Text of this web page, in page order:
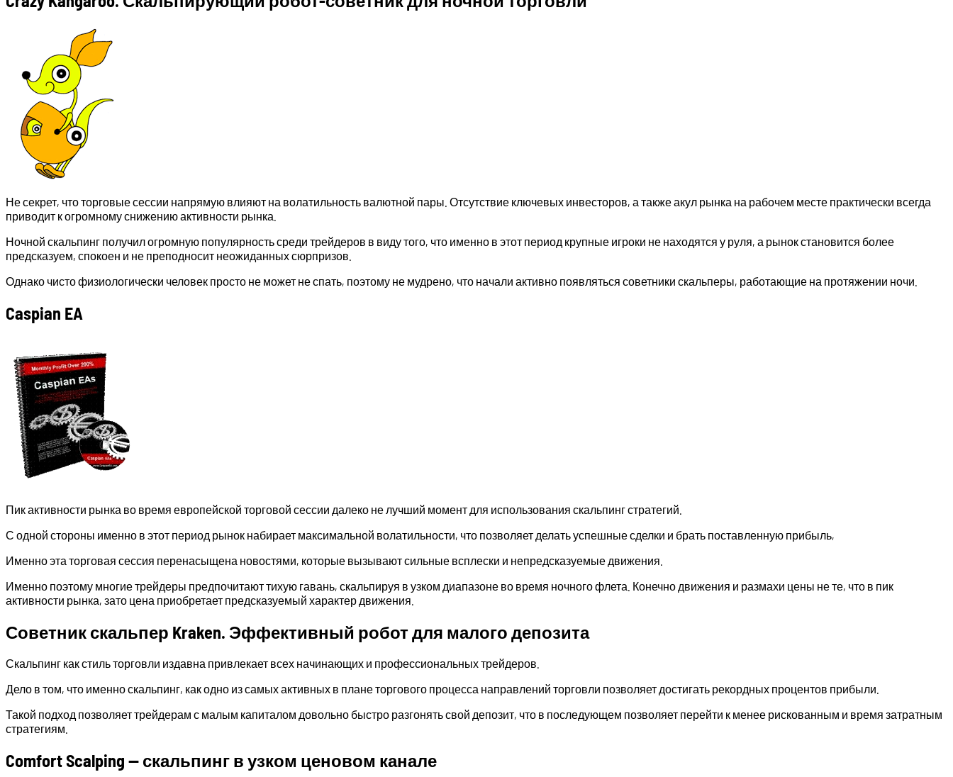
Не секрет, что торговые сессии напрямую влияют на волатильность валютной пары. Отсутствие ключевых инвесторов, а также акул рынка на рабочем месте практически всегда
приводит к огромному снижению активности рынка.
Ночной скальпинг получил огромную популярность среди трейдеров в виду того, что именно в этот период крупные игроки не находятся у руля, а рынок становится более
предсказуем, спокоен и не преподносит неожиданных сюрпризов.
Однако чисто физиологически человек просто не может не спать, поэтому не мудрено, что начали активно появляться советники скальперы, работающие на протяжении ночи.
Caspian EA
Пик активности рынка во время европейской торговой сессии далеко не лучший момент для использования скальпинг стратегий.
С одной стороны именно в этот период рынок набирает максимальной волатильности, что позволяет делать успешные сделки и брать поставленную прибыль,
Именно эта торговая сессия перенасыщена новостями, которые вызывают сильные всплески и непредсказуемые движения.
Именно поэтому многие трейдеры предпочитают тихую гавань, скальпируя в узком диапазоне во время ночного флета. Конечно движения и размахи цены не те, что в пик
активности рынка, зато цена приобретает предсказуемый характер движения.
Советник скальпер Kraken. Эффективный робот для малого депозита
Скальпинг как стиль торговли издавна привлекает всех начинающих и профессиональных трейдеров.
Дело в том, что именно скальпинг, как одно из самых активных в плане торгового процесса направлений торговли позволяет достигать рекордных процентов прибыли.
Такой подход позволяет трейдерам с малым капиталом довольно быстро разгонять свой депозит, что в последующем позволяет перейти к менее рискованным и время затратным
стратегиям.
Comfort Scalping — скальпинг в узком ценовом канале